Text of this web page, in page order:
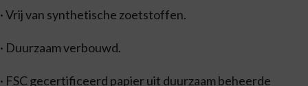
· Vrij van synthetische zoetstoffen.
· Duurzaam verbouwd.
· FSC gecertificeerd papier uit duurzaam beheerde